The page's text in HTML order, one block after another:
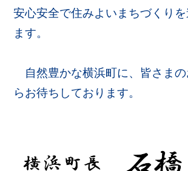
安心安全で住みよいまちづくり
ます。
自然豊かな横浜町に、皆さま
らお待ちしております。